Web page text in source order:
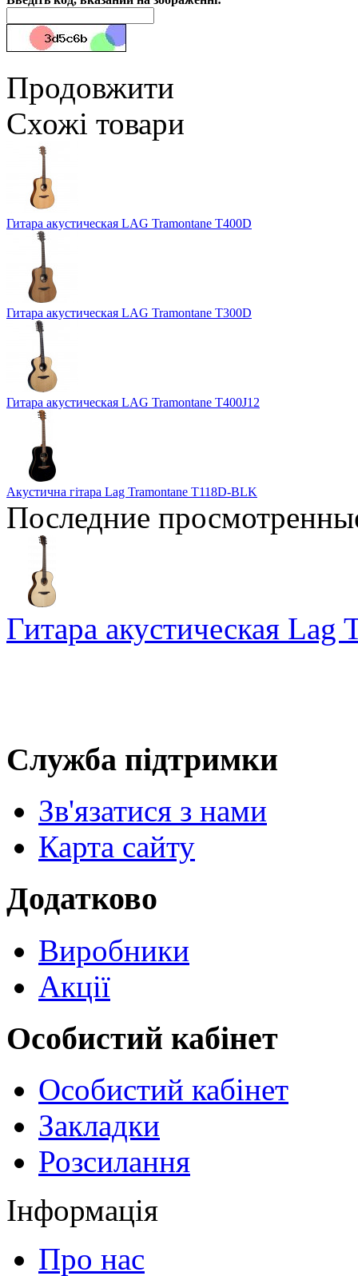
Продовжити
Схожі товари
Гитара акустическая LAG Tramontane T400D
Гитара акустическая LAG Tramontane T300D
Гитара акустическая LAG Tramontane T400J12
Акустична гітара Lag Tramontane T118D-BLK
Последние
Гитара акустическая Lag
Служба підтримки
Зв'язатися з нами
Карта сайту
Додатково
Виробники
Акції
Особистий кабінет
Особистий кабінет
Закладки
Розсилання
Інформація
Про нас